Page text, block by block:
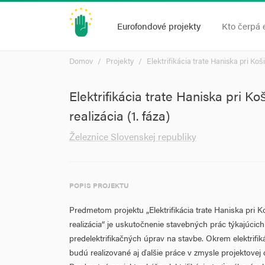
Eurofondové projekty Kto čerpá
Domov Projekty Elektrifikácia trate Haniska pri
Elektrifikácia trate Haniska pri
realizácia (1. fáza)
Železnice Slovenskej republiky
POPIS PROJEKTU
Predmetom projektu „Elektrifikácia trate Haniska pri
realizácia“ je uskutočnenie stavebných prác
predelektrifikačných úprav na stavbe. Okrem
budú realizované aj ďalšie práce v zmysle